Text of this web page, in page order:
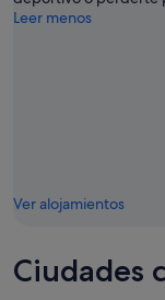
Leer menos
Ver alojamientos
Ciudades